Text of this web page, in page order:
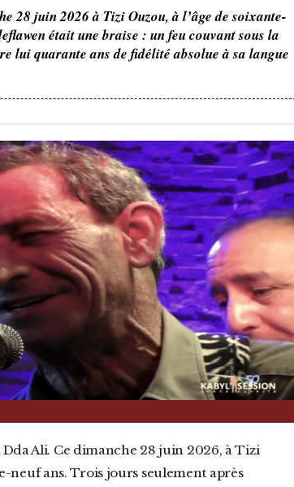
28 juin 2026 à Tizi Ouzou, à l’âge de soixante-
était une braise : un feu couvant sous la
lui quarante ans de fidélité absolue à sa langue
neuf ans. Trois jours seulement après